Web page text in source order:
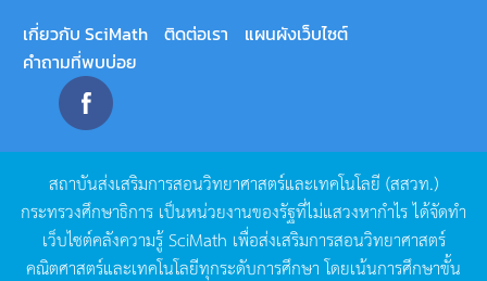
เกี่ยวกับ SciMath ติดต่อเรา
แผนผังเว็บไซต์
คำถามที่พบบ่อย
สถาบันส่งเสริมการสอนวิทยาศาสตร์และเทคโนโลยี (สสวท.)
กระทรวงศึกษาธิการ เป็นหน่วยงานของรัฐที่ไม่แสวงหากำไรได้จัดทำ
เว็บไซต์คลังความรู้SciMath เพื่อส่งเสริมการสอนวิทยาศาสตร์
คณิตศาสตร์และเทคโนโลยีทุกระดับการศึกษา โดยเน้นการศึกษาขั้น